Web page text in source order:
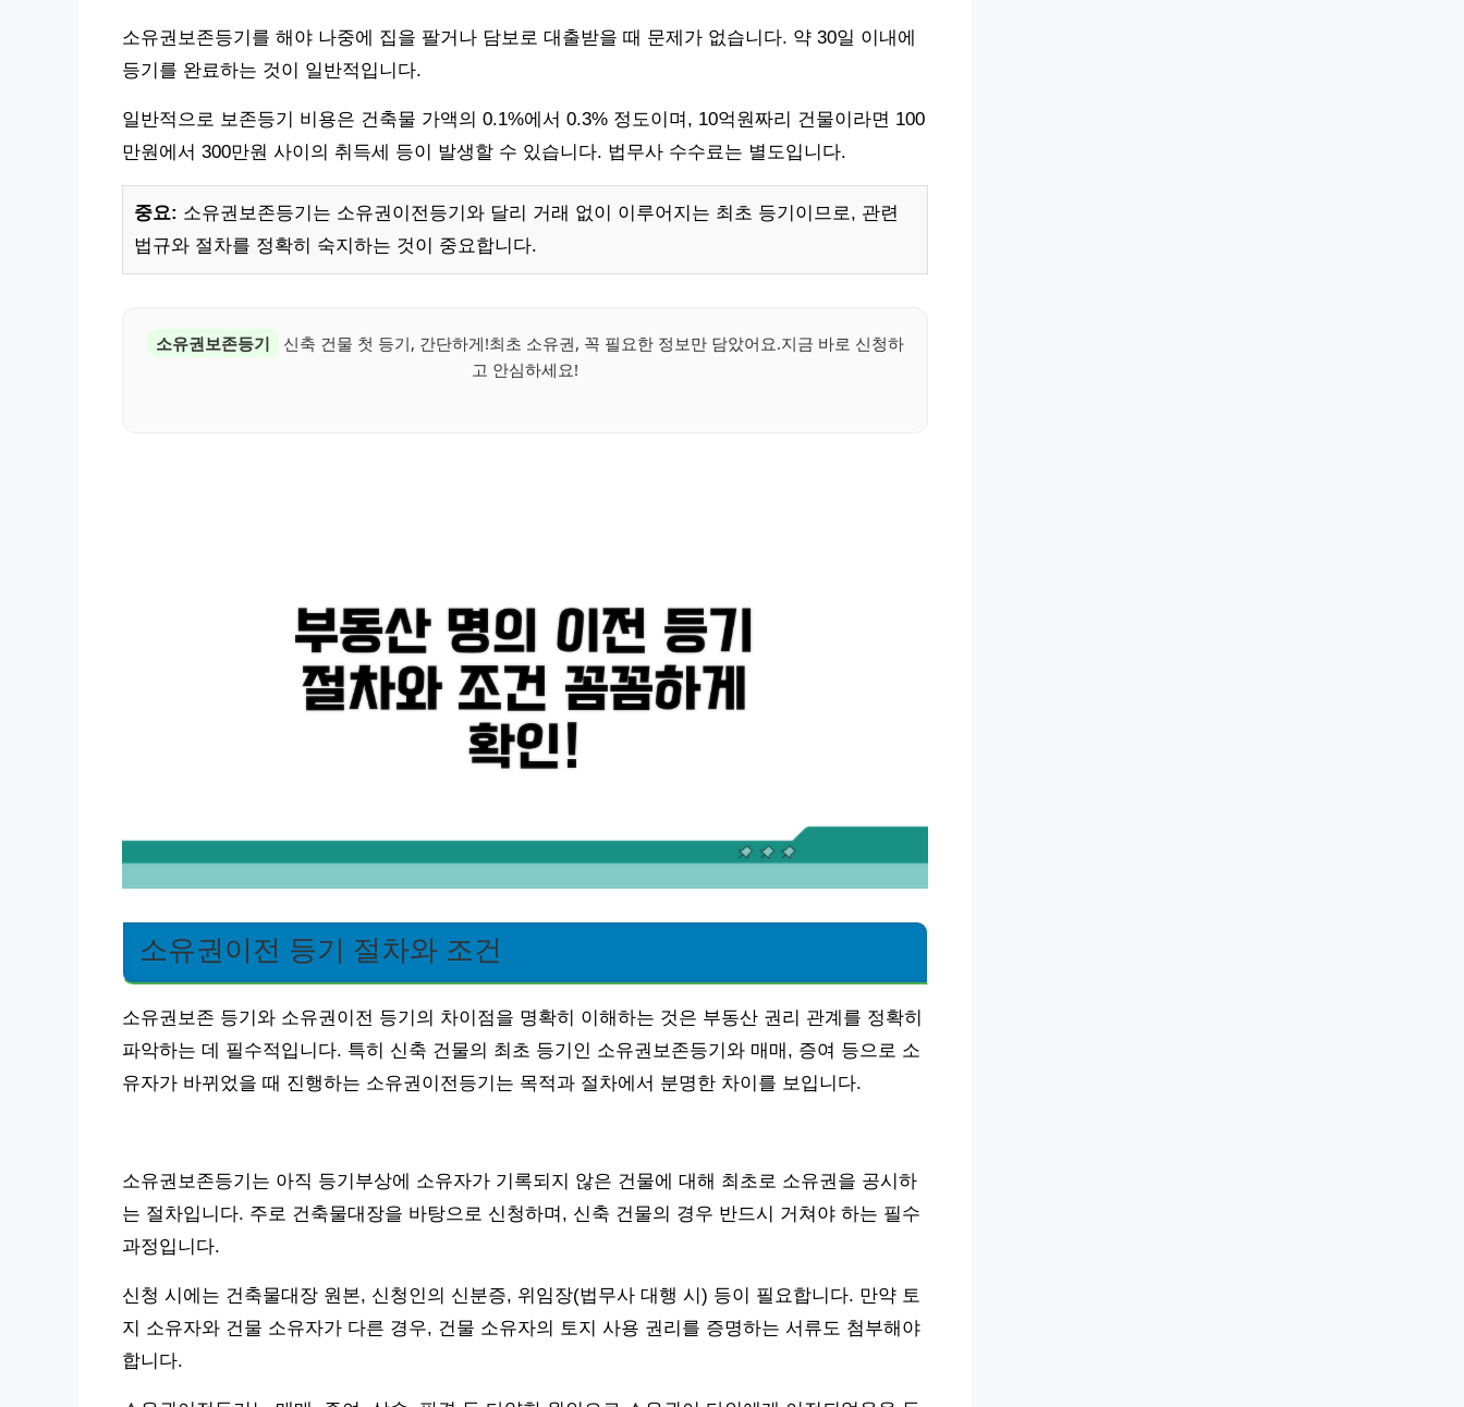
소유권보존등기를 해야 나중에 집을 팔거나 담보로 대출받을 때 문제가 없습니다. 약 30일 이내에
등기를 완료하는 것이 일반적입니다.
일반적으로 보존등기 비용은 건축물 가액의 0.1%에서 0.3% 정도이며, 10억원짜리 건물이라면 100
만원에서 300만원 사이의 취득세 등이 발생할 수 있습니다. 법무사 수수료는 별도입니다.
중요: 소유권보존등기는 소유권이전등기와 달리 거래 없이 이루어지는 최초 등기이므로, 관련
법규와 절차를 정확히 숙지하는 것이 중요합니다.
소유권보존등기
신축 건물 첫 등기, 간단하게!최초 소유권, 꼭 필요한 정보만 담았어요.지금 바로 신청하
고 안심하세요!
소유권이전 등기 절차와 조건
소유권보존 등기와 소유권이전 등기의 차이점을 명확히 이해하는 것은 부동산 권리 관계를 정확히
파악하는 데 필수적입니다. 특히 신축 건물의 최초 등기인 소유권보존등기와 매매, 증여 등으로 소
유자가 바뀌었을 때 진행하는 소유권이전등기는 목적과 절차에서 분명한 차이를 보입니다.
소유권보존등기는 아직 등기부상에 소유자가 기록되지 않은 건물에 대해 최초로 소유권을 공시하
는 절차입니다. 주로 건축물대장을 바탕으로 신청하며, 신축 건물의 경우 반드시 거쳐야 하는 필수
과정입니다.
신청 시에는 건축물대장 원본, 신청인의 신분증, 위임장(법무사 대행 시) 등이 필요합니다. 만약 토
지 소유자와 건물 소유자가 다른 경우, 건물 소유자의 토지 사용 권리를 증명하는 서류도 첨부해야
합니다.